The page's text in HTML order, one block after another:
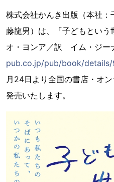
株式会社かんき出版（本社
藤龍男）は、『子どもとい
オ・ヨンア／訳 イム・ジー
pub.co.jp/pub/book/details/
月24日より全国の書店・オ
発売いたします。